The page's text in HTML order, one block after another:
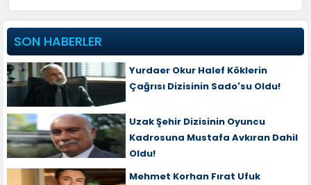
SON HABERLER
Yurdaer Okur Halef Köklerin
Çağrısı Dizisinin Sado'su Oldu!
Uzak Şehir Dizisinin Oyuncu
Kadrosuna Mustafa Avkıran Dahil
Oldu!
Mehmet Korhan Fırat Ufuk